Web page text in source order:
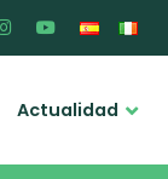
Actualidad